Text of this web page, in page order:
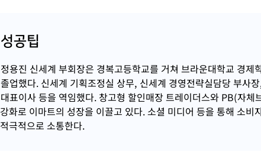
성공팁
정용진 신세계 부회장은 경복고등학교를 거쳐 브라운대학교 경제
졸업했다. 신세계 기획조정실 상무, 신세계 경영전략실담당 부사
대표이사 등을 역임했다. 창고형 할인매장 트레이더스와 PB(자체
강화로 이마트의 성장을 이끌고 있다. 소셜 미디어 등을 통해 소비
적극적으로 소통한다.